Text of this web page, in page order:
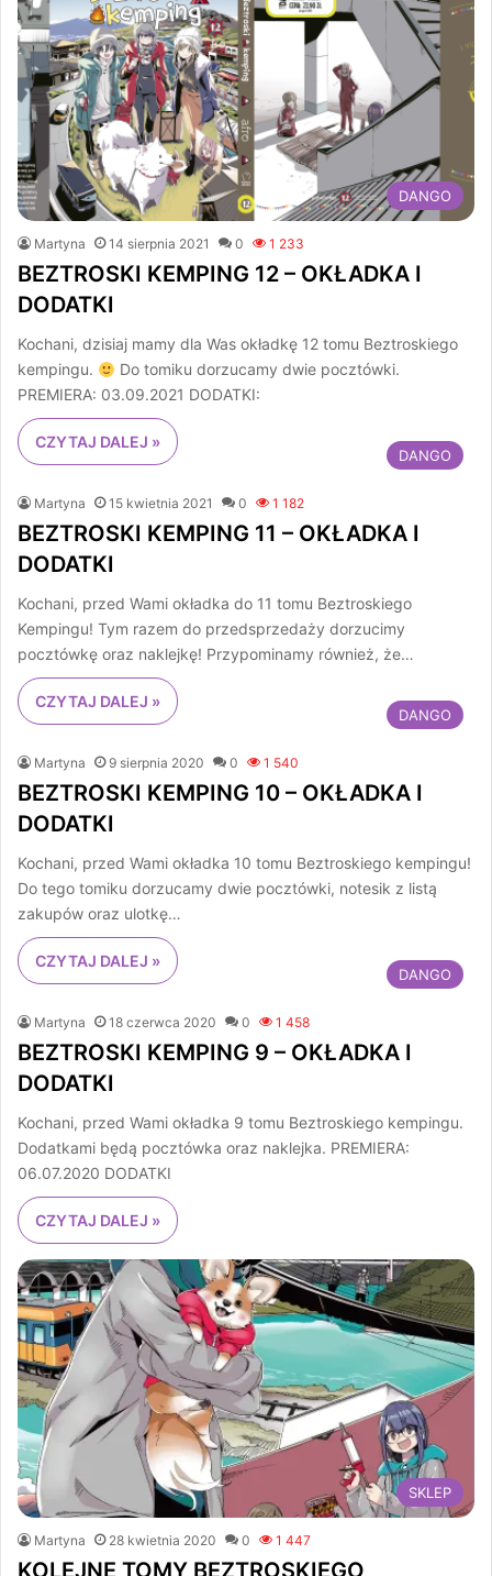
DANGO
Martyna 14 sierpnia 2021 0 1 233
BEZTROSKI KEMPING 12 – OKŁADKA I
DODATKI
Kochani, dzisiaj mamy dla Was okładkę 12 tomu Beztroskiego
kempingu.
Do tomiku dorzucamy dwie pocztówki.
PREMIERA: 03.09.2021 DODATKI:
CZYTAJ DALEJ »
DANGO
Martyna 15 kwietnia 2021 0 1 182
BEZTROSKI KEMPING 11 – OKŁADKA I
DODATKI
Kochani, przed Wami okładka do 11 tomu Beztroskiego
Kempingu! Tym razem do przedsprzedaży dorzucimy
pocztówkę oraz naklejkę! Przypominamy również, że…
CZYTAJ DALEJ »
DANGO
Martyna 9 sierpnia 2020 0 1 540
BEZTROSKI KEMPING 10 – OKŁADKA I
DODATKI
Kochani, przed Wami okładka 10 tomu Beztroskiego kempingu!
Do tego tomiku dorzucamy dwie pocztówki, notesik z listą
zakupów oraz ulotkę…
CZYTAJ DALEJ »
DANGO
Martyna 18 czerwca 2020 0 1 458
BEZTROSKI KEMPING 9 – OKŁADKA I
DODATKI
Kochani, przed Wami okładka 9 tomu Beztroskiego kempingu.
Dodatkami będą pocztówka oraz naklejka. PREMIERA:
06.07.2020 DODATKI
CZYTAJ DALEJ »
SKLEP
Martyna 28 kwietnia 2020 0 1 447
KOLEJNE TOMY BEZTROSKIEGO